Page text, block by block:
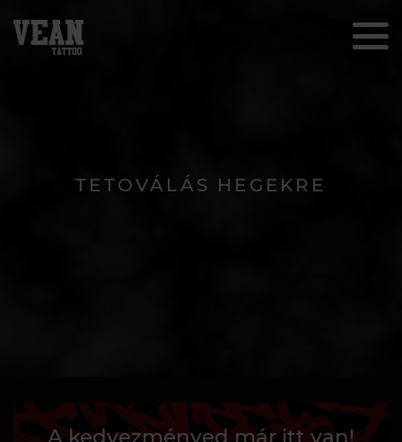
TETOVÁLÁS HEGEKRE
A kedvezményed már itt van!